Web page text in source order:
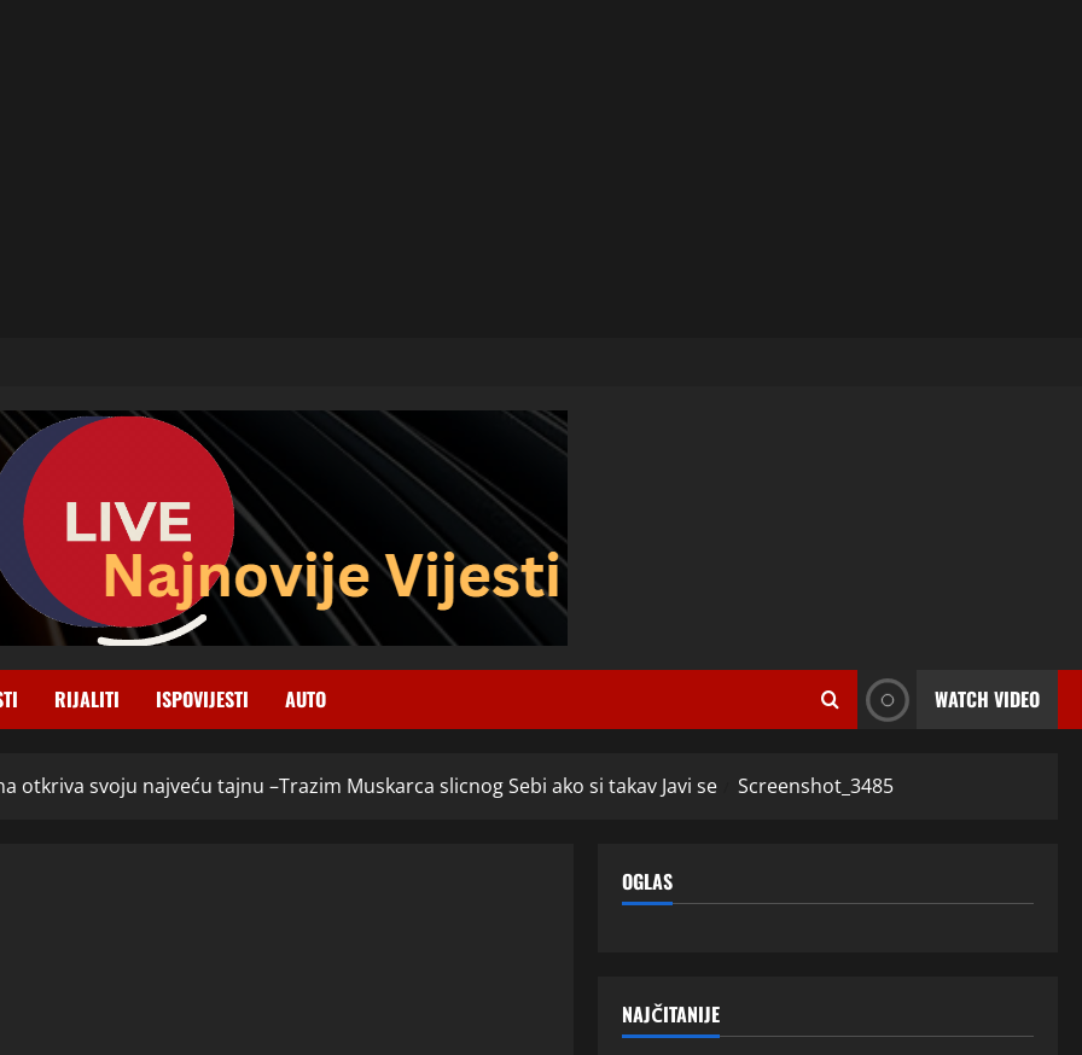
RIJALITI ISPOVIJESTI AUTO WATCH VIDEO
otkriva svoju najveću tajnu –Trazim Muskarca slicnog Sebi ako si takav Javi se Screenshot_3485
OGLAS
NAJČITANIJE